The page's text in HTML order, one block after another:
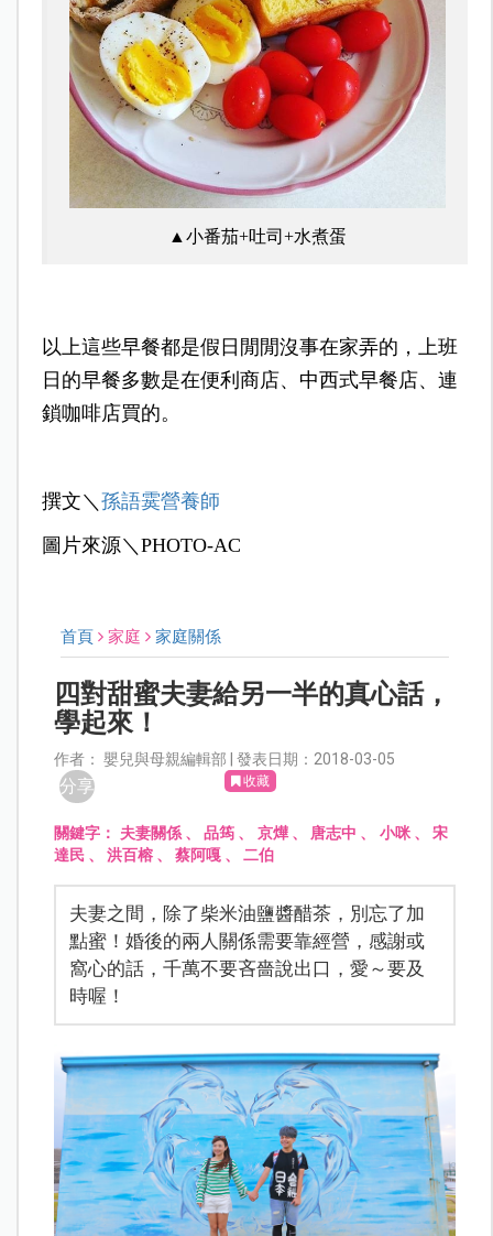
▲小番茄+吐司+水煮蛋
以上這些早餐都是假日閒閒沒事在家弄的，上班
日的早餐多數是在便利商店、中西式早餐店、連
鎖咖啡店買的。
撰文＼ 孫語霙營養師
圖片來源＼PHOTO-AC
首頁 家庭 家庭關係
四對甜蜜夫妻給另一半的真心話，
學起來！
作者： 嬰兒與母親編輯部 | 發表日期：2018-03-05
分享 收藏
關鍵字： 夫妻關係、品筠 、 京燁、 唐志中 、 小咪、 宋
達民 、洪百榕 、蔡阿嘎 、二伯
夫妻之間，除了柴米油鹽醬醋茶，別忘了加
點蜜！婚後的兩人關係需要靠經營，感謝或
窩心的話，千萬不要吝嗇說出口，愛～要及
時喔！